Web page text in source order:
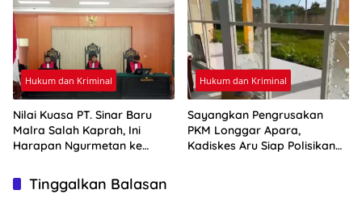
Hukum dan Kriminal
Nilai Kuasa PT. Sinar Baru
Malra Salah Kaprah, Ini
Harapan Ngurmetan ke
Hukum dan Kriminal
Sayangkan Pengrusakan
PKM Longgar Apara,
Kadiskes Aru Siap Polisikan
Tinggalkan Balasan